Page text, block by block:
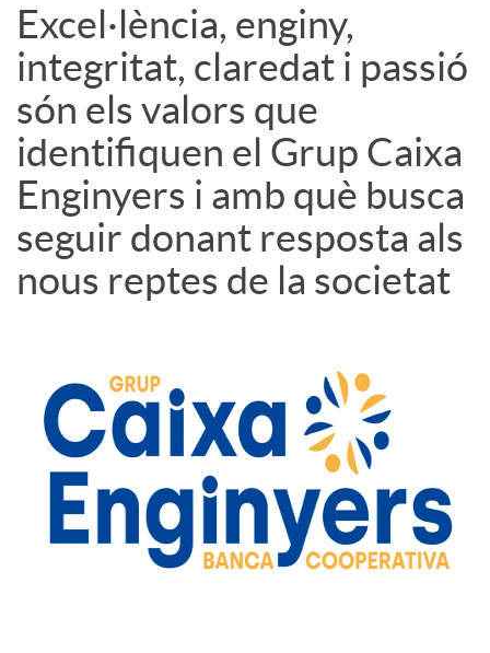
Excel·lència, enginy,
integritat, claredat i passió
són els valors que
identifiquen el Grup Caixa
Enginyers i amb què busca
seguir donant resposta als
nous reptes de la societat